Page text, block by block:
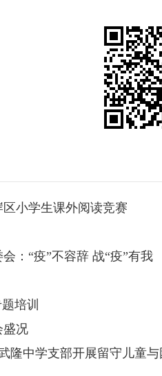
小学生课外阅读竞赛
：“疫”不容辞 战“疫”有我
培训
盛况
中学支部开展留守儿童与